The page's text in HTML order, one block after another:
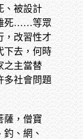
、被設計
死……等眾
，改習性才
下去，何時
之主當替
多社會問題
薩，僧寶
釣、網、